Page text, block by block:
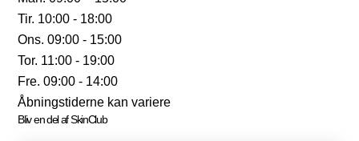
Tir. 10:00 - 18:00
Ons. 09:00 - 15:00
Tor. 11:00 - 19:00
Fre. 09:00 - 14:00
Åbningstiderne kan variere
Bliv en del af SkinClub